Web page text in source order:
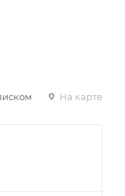
На карте